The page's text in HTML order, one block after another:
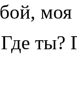
моя
ты?